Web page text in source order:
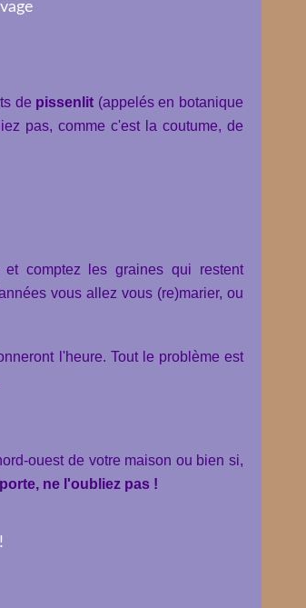
de pissenlit (appelés en botanique
pas, comme c'est la coutume, de
comptez les graines qui restent
vous allez vous (re)marier, ou
l'heure. Tout le problème est
ouest de votre maison ou bien si,
ne l'oubliez pas !